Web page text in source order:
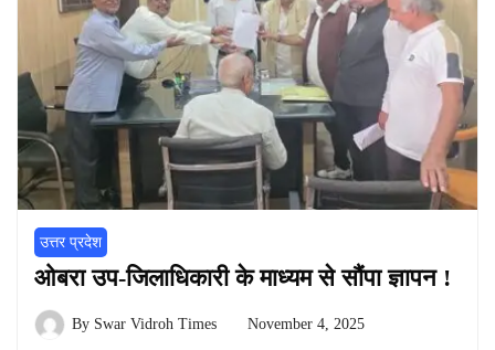
उत्तर प्रदेश
ओबरा उप-जिलाधिकारी के माध्यम से सौंपा ज्ञापन !
By Swar Vidroh Times November 4, 2025